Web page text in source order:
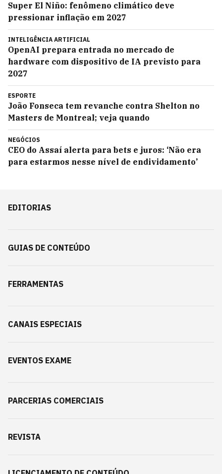
Super El Niño: fenômeno climático deve
pressionar inflação em 2027
INTELIGÊNCIA ARTIFICIAL
OpenAI prepara entrada no mercado de
hardware com dispositivo de IA previsto para
2027
ESPORTE
João Fonseca tem revanche contra Shelton no
Masters de Montreal; veja quando
NEGÓCIOS
CEO do Assaí alerta para bets e juros: ‘Não era
para estarmos nesse nível de endividamento’
EDITORIAS
GUIAS DE CONTEÚDO
FERRAMENTAS
CANAIS ESPECIAIS
EVENTOS EXAME
PARCERIAS COMERCIAIS
REVISTA